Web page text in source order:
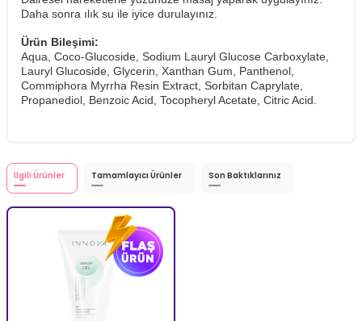
​Daha sonra ılık su ile iyice durulayınız.
Ürün Bileşimi:
Aqua, Coco-Glucoside, Sodium Lauryl Glucose Carboxylate,
Lauryl Glucoside, Glycerin, Xanthan Gum, Panthenol,
Commiphora Myrrha Resin Extract, Sorbitan Caprylate,
Propanediol, Benzoic Acid, Tocopheryl Acetate, Citric Acid.
İlgili Ürünler Tamamlayıcı Ürünler Son Baktıklarınız